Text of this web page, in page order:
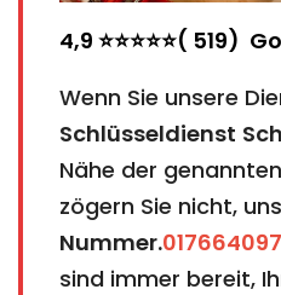
4,9 ⭐⭐⭐⭐⭐( 519)
Wenn Sie unsere
Schlüsseldienst
Nähe der
zögern Sie nicht,
Nummer.
sind immer bereit,